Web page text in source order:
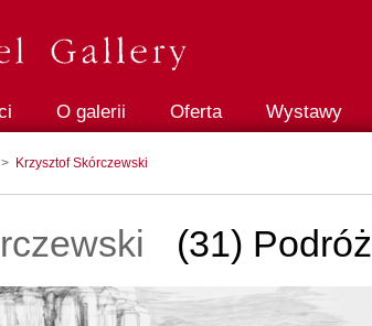
O galerii Oferta Wystawy
Krzysztof Skórczewski
(31) Podróż